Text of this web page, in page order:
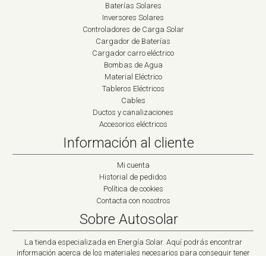
Baterías Solares
Inversores Solares
Controladores de Carga Solar
Cargador de Baterías
Cargador carro eléctrico
Bombas de Agua
Material Eléctrico
Tableros Eléctricos
Cables
Ductos y canalizaciones
Accesorios eléctricos
Información al cliente
Mi cuenta
Historial de pedidos
Política de cookies
Contacta con nosotros
Sobre Autosolar
La tienda especializada en Energía Solar. Aquí podrás encontrar
información acerca de los materiales necesarios para conseguir tener